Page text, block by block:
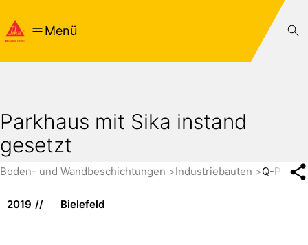
Menü
Parkhaus mit Sika instand
gesetzt
Boden- und Wandbeschichtungen Industriebauten Q-Park
2019 Bielefeld